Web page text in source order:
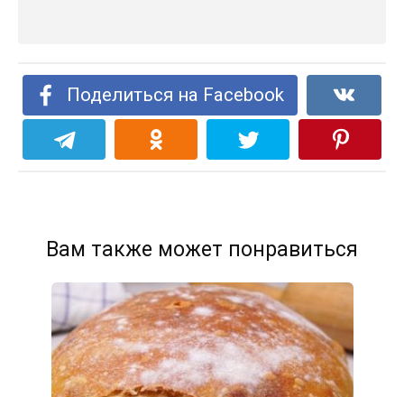
Поделиться на Facebook
Вам также может понравиться